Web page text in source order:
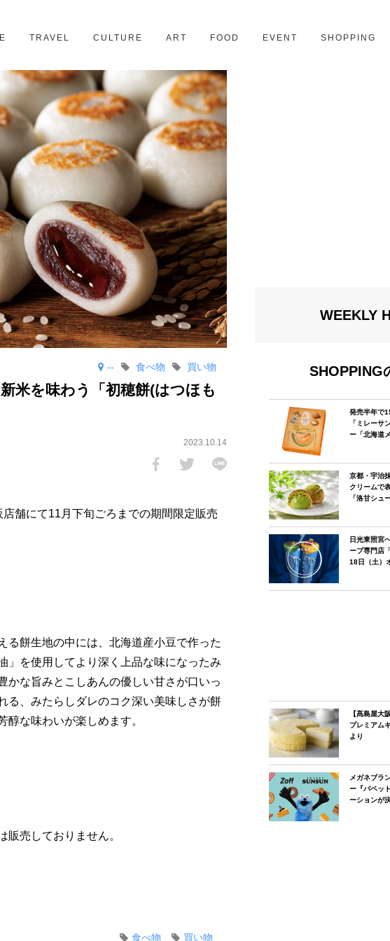
TRAVEL CULTURE ART FOOD EVENT SHOPPING
-- 買い物
食べ物
米を味わう「初穂餅(はつほも
2023.10.14
舗にて11月下旬ごろまでの期間限定販売
る餅生地の中には、北海道産小豆で作った
」を使用してより深く上品な味になったみ
かな旨みとこしあんの優しい甘さが口いっ
る、みたらしダレのコク深い美味しさが餅
な味わいが楽しめます。
売しておりません。
買い物
食べ物
WEEKLY
SHOPPING
発売半年で
「ミレーサ
ー「北海道
京都・宇治
クリームで
「洛甘シュ
日光東照宮
ープ専門店
18日（土）
【髙島屋大
プレミアム
より
メガネブラ
ー『パペッ
ーションが